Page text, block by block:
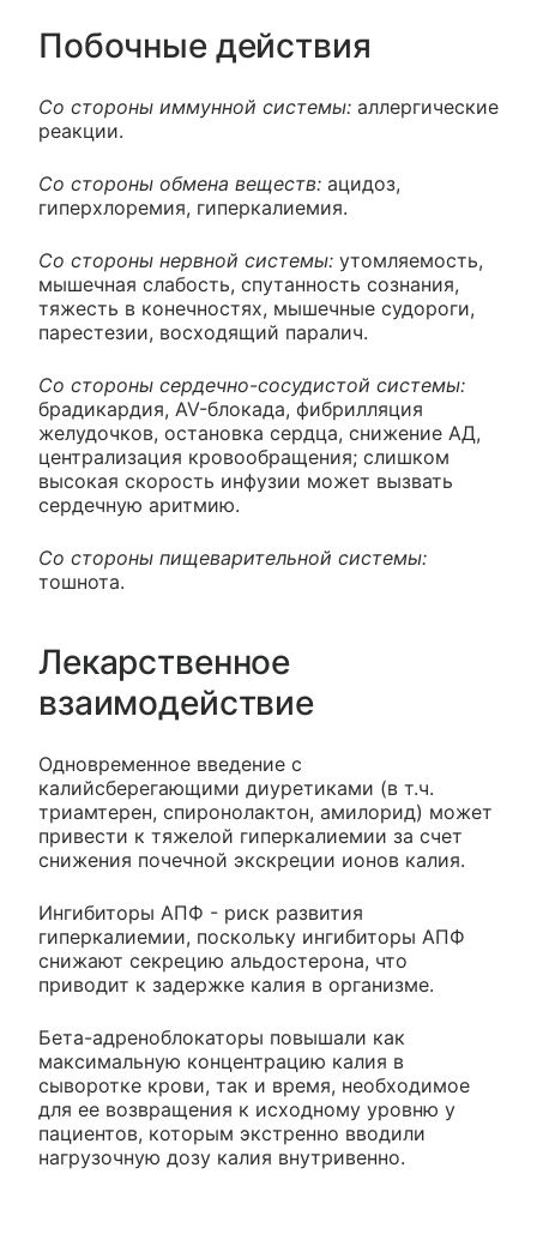
Побочные действия
Со стороны иммунной системы: аллергические
реакции.
Со стороны обмена веществ: ацидоз,
гиперхлоремия, гиперкалиемия.
Со стороны нервной системы: утомляемость,
мышечная слабость, спутанность сознания,
тяжесть в конечностях, мышечные судороги,
парестезии, восходящий паралич.
Со стороны сердечно-сосудистой системы:
брадикардия, AV-блокада, фибрилляция
желудочков, остановка сердца, снижение АД,
централизация кровообращения; слишком
высокая скорость инфузии может вызвать
сердечную аритмию.
Со стороны пищеварительной системы:
тошнота.
Лекарственное
взаимодействие
Одновременное введение с
калийсберегающими диуретиками (в т.ч.
триамтерен, спиронолактон, амилорид) может
привести к тяжелой гиперкалиемии за счет
снижения почечной экскреции ионов калия.
Ингибиторы АПФ - риск развития
гиперкалиемии, поскольку ингибиторы АПФ
снижают секрецию альдостерона, что
приводит к задержке калия в организме.
Бета-адреноблокаторы повышали как
максимальную концентрацию калия в
сыворотке крови, так и время, необходимое
для ее возвращения к исходному уровню у
пациентов, которым экстренно вводили
нагрузочную дозу калия внутривенно.